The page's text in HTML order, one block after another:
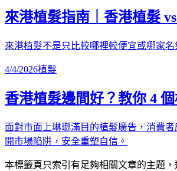
來港植髮指南｜香港植髮
來港植髮不是只比較哪裡較便宜或哪家
4/4/2026植髮
香港植髮邊間好？教你 4
面對市面上琳瑯滿目的植髮廣告，消費
開市場陷阱，安全重塑自信。
本標籤頁只索引有足夠相關文章的主題